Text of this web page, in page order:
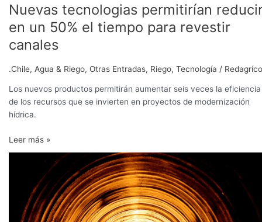
Nuevas tecnologias permitirían
en un 50% el tiempo para revestir
canales
.Chile, Agua & Riego, Otras Entradas, Riego, Tecnología /
Los nuevos productos permitirán aumentar seis veces la eficiencia
de los recursos que se invierten en proyectos de modernización
hídrica.
Leer más »
incorporarán
300.000
más